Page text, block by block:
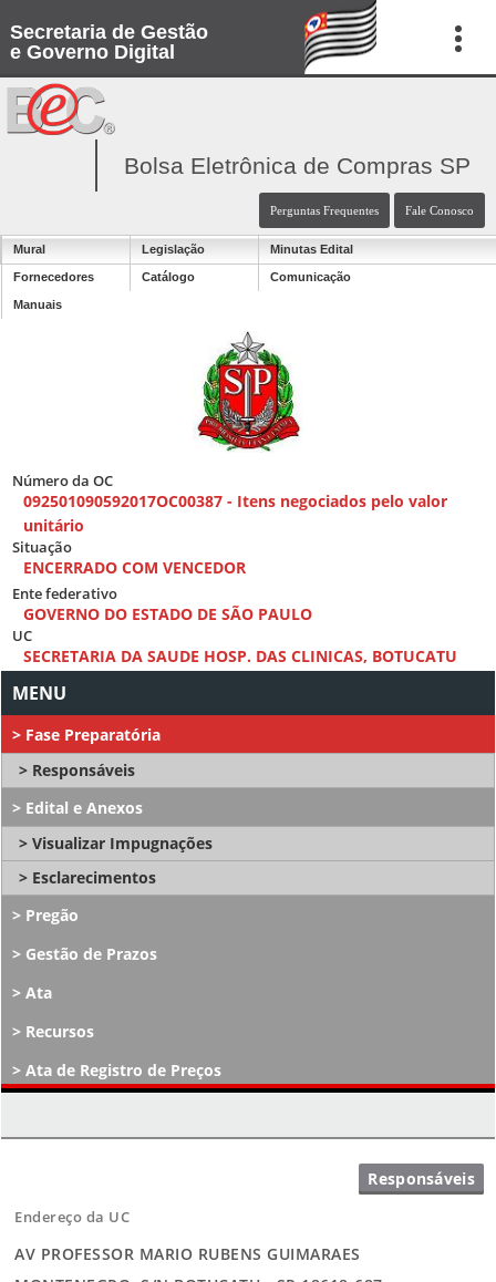
Secretaria de Gestão
e Governo Digital
Bolsa Eletrônica de Compras SP
Perguntas Frequentes Fale Conosco
Mural Legislação Minutas Edital
Fornecedores Catálogo Comunicação
Manuais
Número da OC
092501090592017OC00387 - Itens negociados pelo valor
unitário
Situação
ENCERRADO COM VENCEDOR
Ente federativo
GOVERNO DO ESTADO DE SÃO PAULO
UC
SECRETARIA DA SAUDE HOSP. DAS CLINICAS, BOTUCATU
Fase Preparatória
Responsáveis
Edital e Anexos
Visualizar Impugnações
Esclarecimentos
Pregão
Gestão de Prazos
Ata
Recursos
Ata de Registro de Preços
Endereço da UC
AV PROFESSOR MARIO RUBENS GUIMARAES